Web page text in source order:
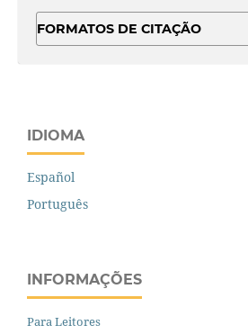
FORMATOS DE CITAÇÃO
IDIOMA
Español
Português
INFORMAÇÕES
Para Leitores